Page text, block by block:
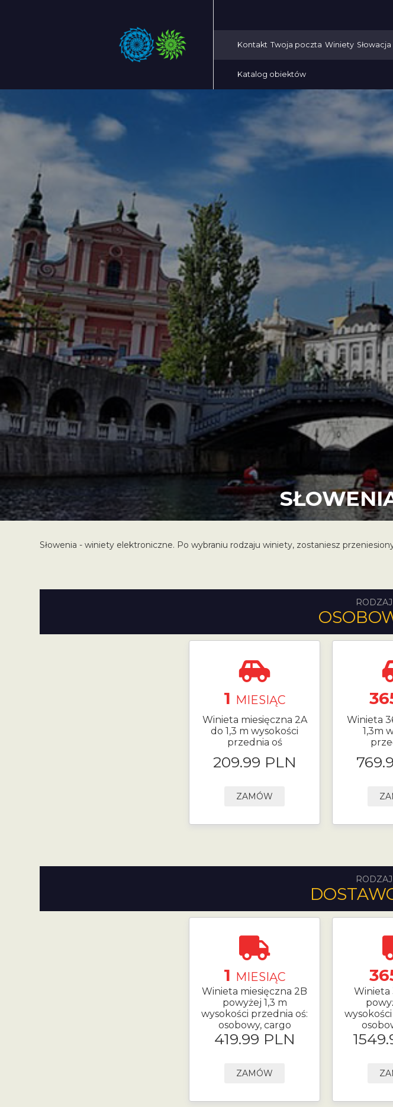
Kontakt Twoja poczta Winiety Słowacja
Katalog obiektów
Słowenia - winiety elektroniczne. Po wybraniu rodzaju winiety, zostaniesz
1 MIESIĄC
Winieta miesięczna 2A
do 1,3 m wysokości
przednia oś
209.99 PLN
ZAMÓW
Winieta
1,3m
1 MIESIĄC
Winieta miesięczna 2B
powyżej 1,3 m
wysokości przednia oś:
osobowy, cargo
419.99 PLN
ZAMÓW
Winieta